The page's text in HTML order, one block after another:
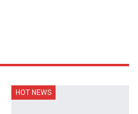
HOT NEWS